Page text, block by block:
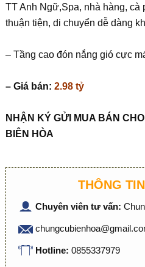
TT Anh Ngữ,Spa, nhà hàng,
thuận tiện, di chuyển dễ dàng
– Tầng cao đón nắng gió cực
– Giá bán: 2.98 tỷ
NHẬN KÝ GỬI MUA BÁN
BIÊN HÒA
THÔNG
Chuyên viên tư vấn:
Hotline: 0855337979